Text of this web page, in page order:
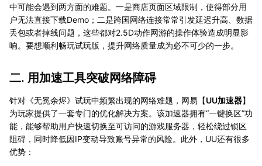
中可能会遇到两方面的难题。一是商店页面区域限制，使得部分用
户无法直接下载Demo；二是跨国网络连接常常引发延迟升高、数据
丢包或者掉线问题，这些都对2.5D动作网游的操作体验造成明显影
响。要想顺利畅玩试玩版，提升网络质量成为必不可少的一步。
二. 用加速工具突破网络障碍
针对《无冕余烬》试玩中频繁出现的网络难题，网易【UU加速器】
为玩家提供了一套专门的优化解决方案。该加速器拥有“一键换区”功
能，能够帮助用户快速切换至可访问的游戏服务器，轻松绕过锁区
阻碍，同时降低因IP变动导致账号异常的风险。此外，UU还有很多
优势：